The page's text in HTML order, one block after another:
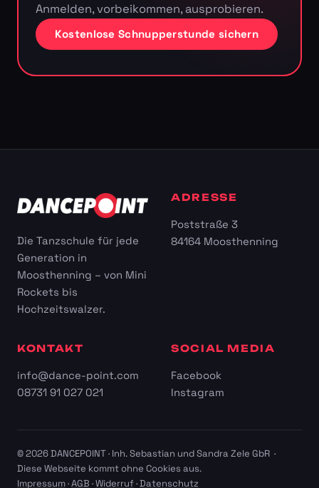
Anmelden, vorbeikommen, ausprobieren.
Kostenlose Schnupperstunde sichern
Die Tanzschule für jede
Generation in
Moosthenning – von Mini
Rockets bis
Hochzeitswalzer.
ADRESSE
Poststraße 3
84164 Moosthenning
KONTAKT
info@dance-point.com
08731 91 027 021
SOCIAL MEDIA
Facebook
Instagram
© 2026 DANCEPOINT · Inh. Sebastian und Sandra Zele GbR ·
Diese Webseite kommt ohne Cookies aus.
Impressum·AGB ·Widerruf·Datenschutz